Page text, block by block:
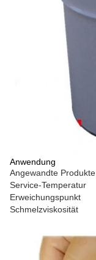
Anwendung
Angewandte Produkte
Service-Temperatur
Erweichungspunkt
Schmelzviskosität